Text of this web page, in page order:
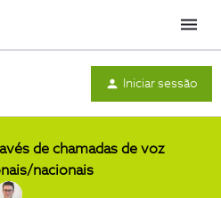
Menu
Iniciar sessão
de chamadas de voz
nacionais